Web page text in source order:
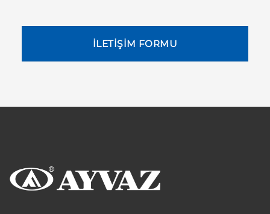
İLETİŞİM FORMU